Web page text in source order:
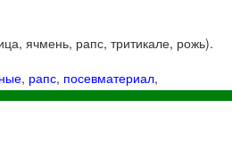
ячмень, рапс, тритикале, рожь).
, рапс, посевматериал,